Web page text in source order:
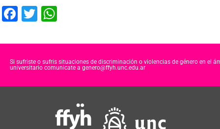
F
c
e
o
T
tt
er
at
s
p
p
Si sufriste o sufris situaciones de discriminación o violencias de género en el
universitario comunicate a genero@ffyh.unc.edu.ar